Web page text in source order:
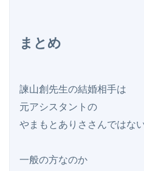
まとめ
諫山創先生の結婚相手は
元アシスタントの
やまもとありささんではない
一般の方なのか